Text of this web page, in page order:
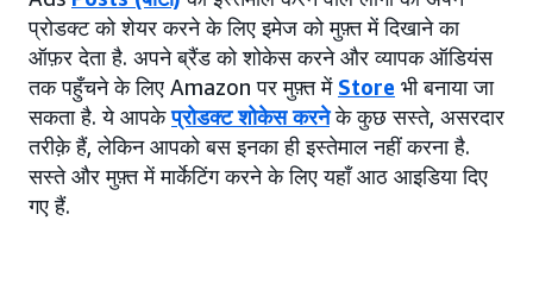
प्रोडक्ट को शेयर करने के लिए इमेज को मुफ़्त में दिखाने का
ऑफ़र देता है. अपने ब्रैंड को शोकेस करने और व्यापक ऑडियंस
तक पहुँचने के लिए Amazon पर मुफ़्त में Store भी बनाया जा
सकता है. ये आपकेप्रोडक्ट शोकेस करनेके कुछ सस्ते, असरदार
तरीक़े हैं, लेकिन आपको बस इनका ही इस्तेमाल नहीं करना है.
सस्ते और मुफ़्त में मार्केटिंग करने के लिए यहाँ आठ आइडिया दिए
गए हैं.